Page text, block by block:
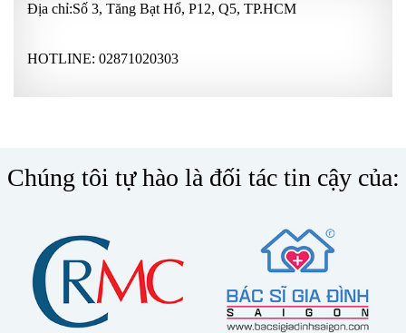
Địa chỉ:Số 3, Tăng Bạt Hổ, P12, Q5, TP.HCM
HOTLINE: 02871020303
Chúng tôi tự hào là đối tác tin cậy của: